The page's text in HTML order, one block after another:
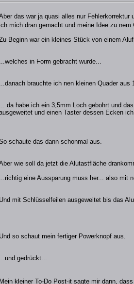
das war ja quasi alles nur
mich dran gemacht und meine Idee zu
Beginn war ein kleines Stück von einem
...welches in Form gebracht wurde...
...danach brauchte ich nen kleinen Quader aus
... da habe ich ein 3,5mm Loch gebohrt und
und einen Taster dessen Ecken
schaute das dann schonmal aus.
wie soll da jetzt die Alutastfläche
...richtig eine Aussparung muss her... also mit
Und mit Schlüsselfeilen ausgeweitet bis das
Und so schaut mein fertiger Powerknopf aus.
...und gedrückt...
Mein kleiner To-Do Post-it sagte mir dann,